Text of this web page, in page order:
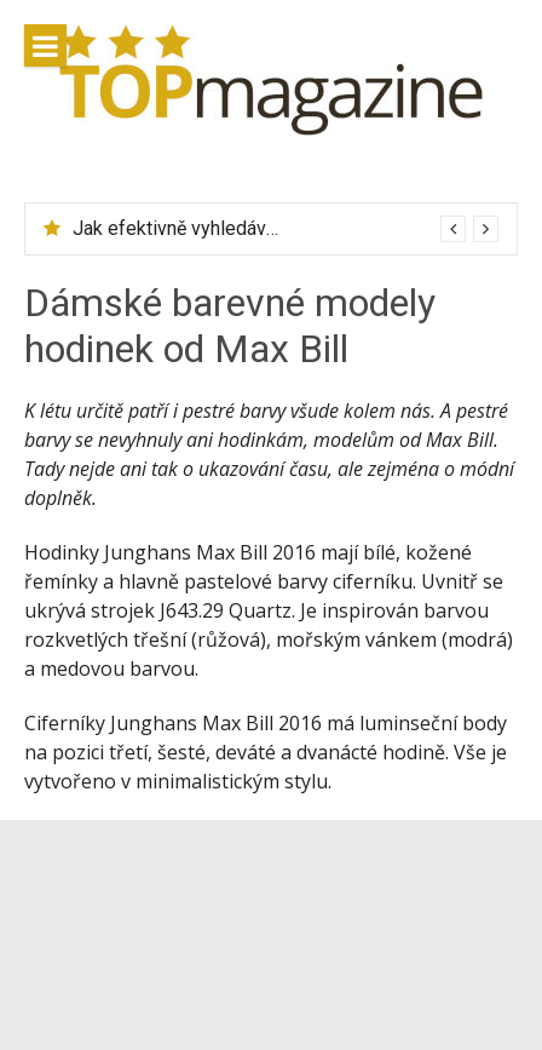
obsah
Jak efektivně vyhledávat letenky přes Skyscanner
Dámské barevné modely
hodinek od Max Bill
K létu určitě patří i pestré barvy všude kolem nás. A pestré
barvy se nevyhnuly ani hodinkám, modelům od Max Bill.
Tady nejde ani tak o ukazování času, ale zejména o módní
doplněk.
Hodinky Junghans Max Bill 2016 mají bílé, kožené
řemínky a hlavně pastelové barvy ciferníku. Uvnitř se
ukrývá strojek J643.29 Quartz. Je inspirován barvou
rozkvetlých třešní (růžová), mořským vánkem (modrá)
a medovou barvou.
Ciferníky Junghans Max Bill 2016 má luminseční body
na pozici třetí, šesté, deváté a dvanácté hodině. Vše je
vytvořeno v minimalistickým stylu.